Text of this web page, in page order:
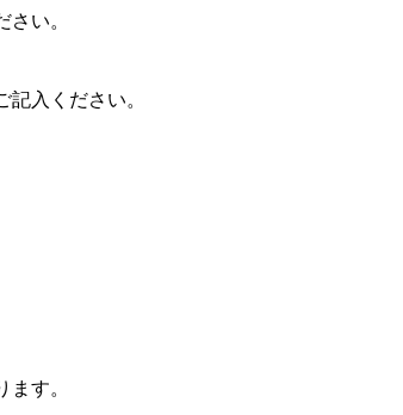
い。
入ください。
す。